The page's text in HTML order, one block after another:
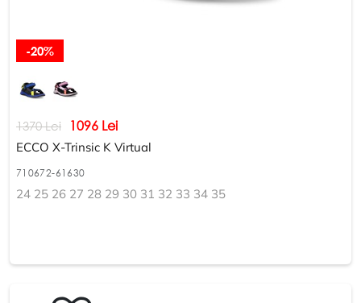
-20%
1370 Lei 1096 Lei
ECCO X-Trinsic K Virtual
710672-61630
24 25 26 27 28 29 30 31 32 33 34 35